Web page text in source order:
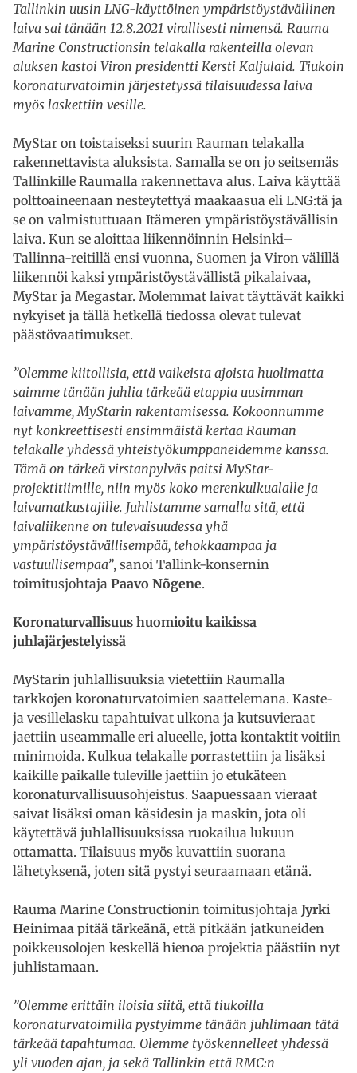
Tallinkin uusin LNG-käyttöinen ympäristöystävällinen
laiva sai tänään 12.8.2021 virallisesti nimensä. Rauma
Marine Constructionsin telakalla rakenteilla olevan
aluksen kastoi Viron presidentti Kersti Kaljulaid. Tiukoin
koronaturvatoimin järjestetyssä tilaisuudessa laiva
myös laskettiin vesille.
MyStar on toistaiseksi suurin Rauman telakalla
rakennettavista aluksista. Samalla se on jo seitsemäs
Tallinkille Raumalla rakennettava alus. Laiva käyttää
polttoaineenaan nesteytettyä maakaasua eli LNG:tä ja
se on valmistuttuaan Itämeren ympäristöystävällisin
laiva. Kun se aloittaa liikennöinnin Helsinki–
Tallinna-reitillä ensi vuonna, Suomen ja Viron välillä
liikennöi kaksi ympäristöystävällistä pikalaivaa,
MyStar ja Megastar. Molemmat laivat täyttävät kaikki
nykyiset ja tällä hetkellä tiedossa olevat tulevat
päästövaatimukset.
”Olemme kiitollisia, että vaikeista ajoista huolimatta
saimme tänään juhlia tärkeää etappia uusimman
laivamme, MyStarin rakentamisessa. Kokoonnumme
nyt konkreettisesti ensimmäistä kertaa Rauman
telakalle yhdessä yhteistyökumppaneidemme kanssa.
Tämä on tärkeä virstanpylväs paitsi MyStar-
projektitiimille, niin myös koko merenkulkualalle ja
laivamatkustajille. Juhlistamme samalla sitä, että
laivaliikenne on tulevaisuudessa yhä
ympäristöystävällisempää, tehokkaampaa ja
vastuullisempaa”, sanoi Tallink-konsernin
toimitusjohtaja Paavo Nõgene.
Koronaturvallisuus huomioitu kaikissa
juhlajärjestelyissä
MyStarin juhlallisuuksia vietettiin Raumalla
tarkkojen koronaturvatoimien saattelemana. Kaste-
ja vesillelasku tapahtuivat ulkona ja kutsuvieraat
jaettiin useammalle eri alueelle, jotta kontaktit voitiin
minimoida. Kulkua telakalle porrastettiin ja lisäksi
kaikille paikalle tuleville jaettiin jo etukäteen
koronaturvallisuusohjeistus. Saapuessaan vieraat
saivat lisäksi oman käsidesin ja maskin, jota oli
käytettävä juhlallisuuksissa ruokailua lukuun
ottamatta. Tilaisuus myös kuvattiin suorana
lähetyksenä, joten sitä pystyi seuraamaan etänä.
Rauma Marine Constructionin toimitusjohtaja Jyrki
Heinimaa pitää tärkeänä, että pitkään jatkuneiden
poikkeusolojen keskellä hienoa projektia päästiin nyt
juhlistamaan.
”Olemme erittäin iloisia siitä, että tiukoilla
koronaturvatoimilla pystyimme tänään juhlimaan tätä
tärkeää tapahtumaa. Olemme työskennelleet yhdessä
yli vuoden ajan, ja sekä Tallinkin että RMC:n